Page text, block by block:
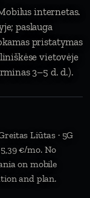
internetas.
paslauga
pristatymas
vietovėje
3–5 d. d.).
Liūtas · 5G
€/mo. No
on mobile
and plan.